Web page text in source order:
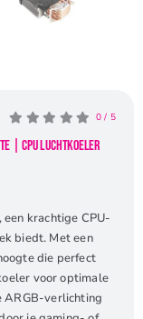
0 / 5
| CPU Luchtkoeler
krachtige CPU-
biedt. Met een
die perfect
voor optimale
ARGB-verlichting